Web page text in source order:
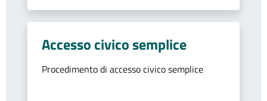
Accesso civico semplice
Procedimento di accesso civico semplice